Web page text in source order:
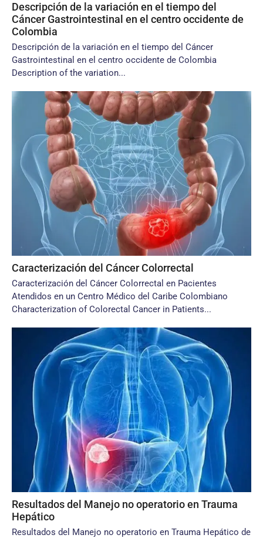
Descripción de la variación en el tiempo del
Cáncer Gastrointestinal en el centro occidente de
Colombia
Descripción de la variación en el tiempo del Cáncer
Gastrointestinal en el centro occidente de Colombia
Description of the variation...
Caracterización del Cáncer Colorrectal
Caracterización del Cáncer Colorrectal en Pacientes
Atendidos en un Centro Médico del Caribe Colombiano
Characterization of Colorectal Cancer in Patients...
Resultados del Manejo no operatorio en Trauma
Hepático
Resultados del Manejo no operatorio en Trauma Hepático de